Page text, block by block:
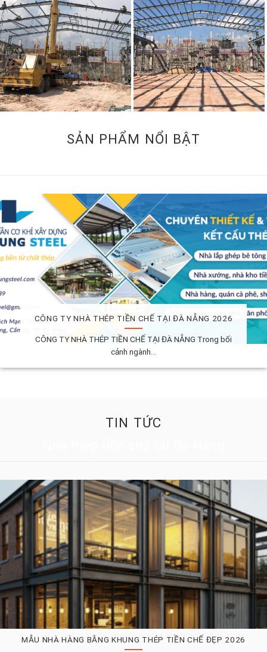
SẢN PHẨM NỔI BẬT
CÔNG TY NHÀ THÉP TIỀN CHẾ TẠI ĐÀ NẴNG 2026
CÔNG TY NHÀ THÉP TIỀN CHẾ TẠI ĐÀ NẴNG Trong bối
cảnh ngành...
TIN TỨC
MẪU NHÀ HÀNG BẰNG KHUNG THÉP TIỀN CHẾ ĐẸP 2026